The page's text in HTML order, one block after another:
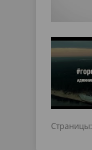
Страницы: